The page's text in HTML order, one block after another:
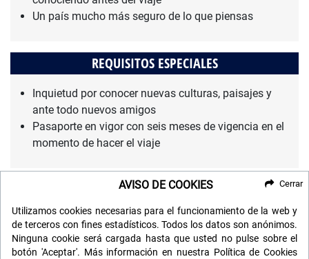
Un país mucho más seguro de lo que piensas
REQUISITOS ESPECIALES
Inquietud por conocer nuevas culturas, paisajes y
ante todo nuevos amigos
Pasaporte en vigor con seis meses de vigencia en el
momento de hacer el viaje
OPINIONES
Emilio G. G.
AVISO DE COOKIES
Utilizamos cookies necesarias para el funcionamiento de la web y
de terceros con fines estadísticos. Todos los datos son anónimos.
Ninguna cookie será cargada hasta que usted no pulse sobre el
botón 'Aceptar'. Más información en nuestra Política de Cookies
Cerrar